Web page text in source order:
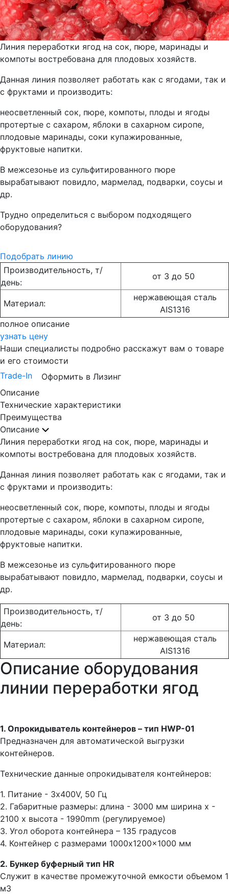
Линия переработки ягод на сок, пюре, маринады и
компоты востребована для плодовых хозяйств.
Данная линия позволяет работать как с ягодами, так и
с фруктами и производить:
неосветленный сок, пюре, компоты, плоды и ягоды
протертые с сахаром, яблоки в сахарном сиропе,
плодовые маринады, соки купажированные,
фруктовые напитки.
В межсезонье из сульфитированного пюре
вырабатывают повидло, мармелад, подварки, соусы и
др.
Трудно определиться с выбором подходящего
оборудования?
Подобрать линию
Производительность, т/
день:
от 3 до 50
Материал:
нержавеющая сталь
AIS1316
полное описание
узнать цену
Наши специалисты подробно расскажут вам о товаре
и его стоимости
Trade-In
Оформить в Лизинг
Описание
Технические характеристики
Преимущества
Описание
Линия переработки ягод на сок, пюре, маринады и
компоты востребована для плодовых хозяйств.
Данная линия позволяет работать как с ягодами, так и
с фруктами и производить:
неосветленный сок, пюре, компоты, плоды и ягоды
протертые с сахаром, яблоки в сахарном сиропе,
плодовые маринады, соки купажированные,
фруктовые напитки.
В межсезонье из сульфитированного пюре
вырабатывают повидло, мармелад, подварки, соусы и
др.
Производительность, т/
день:
от 3 до 50
Материал:
нержавеющая сталь
AIS1316
Описание оборудования
линии переработки ягод
1. Опрокидыватель контейнеров – тип HWP-01
Предназначен для автоматической выгрузки
контейнеров.
Технические данные опрокидывателя контейнеров:
1. Питание - 3x400V, 50 Гц
2. Габаритные размеры: длина - 3000 мм ширина х -
2100 х высота - 1990mm (регулируемое)
3. Угол оборота контейнера – 135 градусов
4. Контейнер с размерами 1000x1200x1000 мм
2. Бункер буферный тип HR
Служит в качестве промежуточной емкости объемом 1
м3